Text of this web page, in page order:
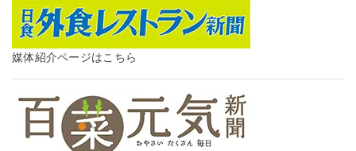
媒体紹介ページはこちら